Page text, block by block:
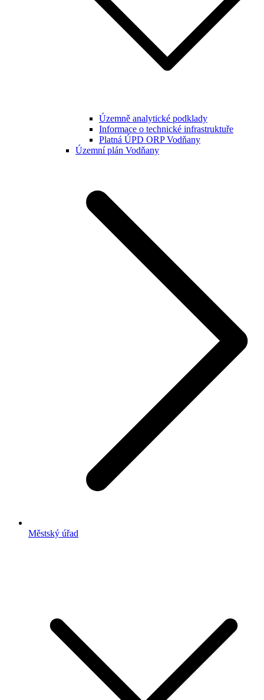
Územně analytické podklady
Informace o technické infrastruktuře
Platná ÚPD ORP Vodňany
Územní plán Vodňany
Městský úřad